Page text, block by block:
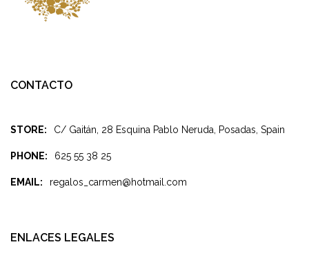
CONTACTO
STORE: C/ Gaitán, 28 Esquina Pablo Neruda, Posadas, Spain
PHONE: 625 55 38 25
EMAIL: regalos_carmen@hotmail.com
ENLACES LEGALES